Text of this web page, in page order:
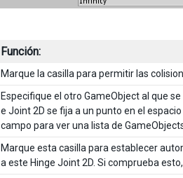
Función:
Marque la casilla para permitir las
Especifique el otro GameObject al que
e Joint 2D se fija a un punto en el
campo para ver una lista de
Marque esta casilla para establecer
a este Hinge Joint 2D. Si comprueba